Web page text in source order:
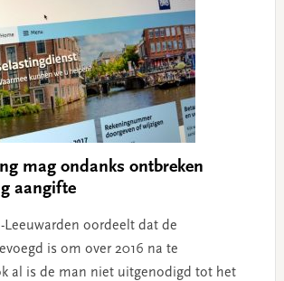
mag ondanks ontbreken
aangifte
Leeuwarden oordeelt dat de
is om over 2016 na te
al is de man niet uitgenodigd tot het